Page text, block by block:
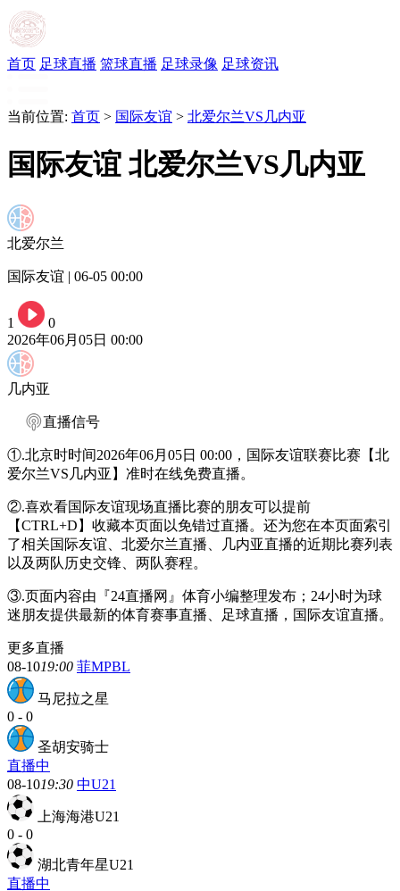
首页 足球直播 篮球直播 足球录像 足球资讯
当前位置: 首页 > 国际友谊 > 北爱尔兰VS几内亚
国际友谊 北爱尔兰VS几内亚
北爱尔兰
国际友谊 | 06-05 00:00
1
0
2026年06月05日 00:00
几内亚
直播信号
①.北京时时间2026年06月05日 00:00，国际友谊联赛比赛【北
爱尔兰VS几内亚】准时在线免费直播。
②.喜欢看国际友谊现场直播比赛的朋友可以提前
【CTRL+D】收藏本页面以免错过直播。还为您在本页面索引
了相关国际友谊、北爱尔兰直播、几内亚直播的近期比赛列表
以及两队历史交锋、两队赛程。
③.页面内容由『24直播网』体育小编整理发布；24小时为球
迷朋友提供最新的体育赛事直播、足球直播，国际友谊直播。
更多直播
08-1019:00 菲MPBL
马尼拉之星
0 - 0
圣胡安骑士
直播中
08-1019:30 中U21
上海海港U21
0 - 0
湖北青年星U21
直播中